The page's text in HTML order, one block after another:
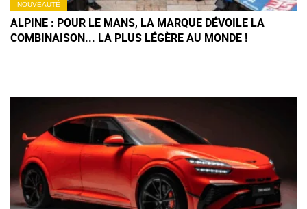
NOUVEAUTÉ
ALPINE : POUR LE MANS, LA MARQUE DÉVOILE LA
COMBINAISON... LA PLUS LÉGÈRE AU MONDE !